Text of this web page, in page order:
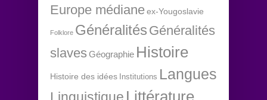
Europe médianeex-Yougoslavie
Folklore Généralités Généralités
slaves Géographie Histoire
Histoire des idées Institutions Langues